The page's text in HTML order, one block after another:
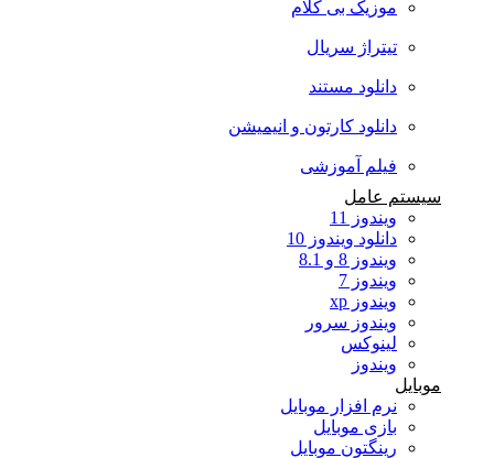
موزیک بی کلام
تیتراژ سریال
دانلود مستند
دانلود کارتون و انیمیشن
فیلم آموزشی
سیستم عامل
ویندوز 11
دانلود ویندوز 10
ویندوز 8 و 8.1
ویندوز 7
ویندوز xp
ویندوز سرور
لینوکس
ویندوز
موبایل
نرم افزار موبایل
بازی موبایل
رینگتون موبایل